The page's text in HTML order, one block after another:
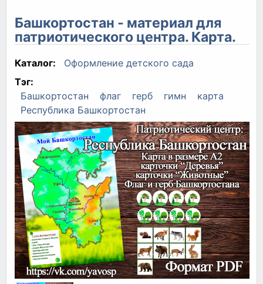
Башкортостан - материал для
патриотического центра. Карта.
Каталог:
Оформление детского сада
Тэг:
Башкортостан
флаг герб гимн
карта
Республика Башкортостан